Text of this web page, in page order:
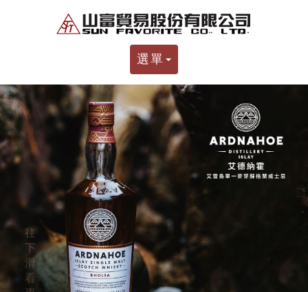
選單
往
下
滑
看